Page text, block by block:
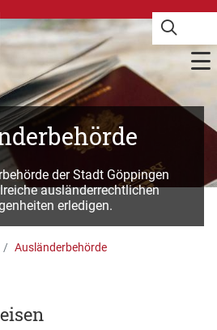
der Stadt Göppingen
ausländerrechtlichen
erledigen.
Ausländerbehörde